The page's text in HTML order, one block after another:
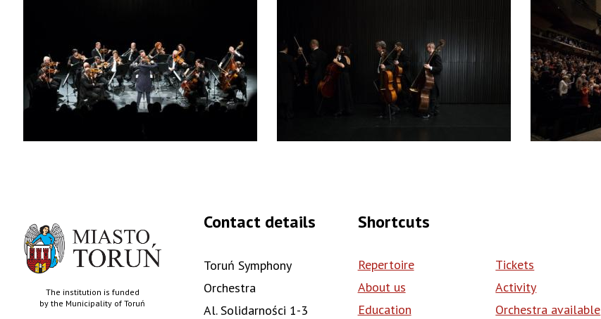
The institution is funded
by the Municipality of Toruń
Contact details
Toruń Symphony
Orchestra
Al. Solidarności 1-3
Shortcuts
Repertoire
Tickets
About us
Activity
Education
Orchestra available